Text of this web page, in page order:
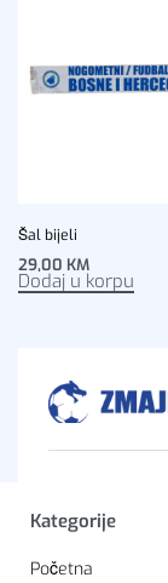
Šal bijeli
29,00 KM
Dodaj u korpu
Kategorije
Početna